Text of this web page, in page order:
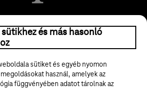
Nyrt.
sütikhez és más hasonló
sütiket és egyéb nyomon
használ, amelyek az
függvényében adatot tárolnak az